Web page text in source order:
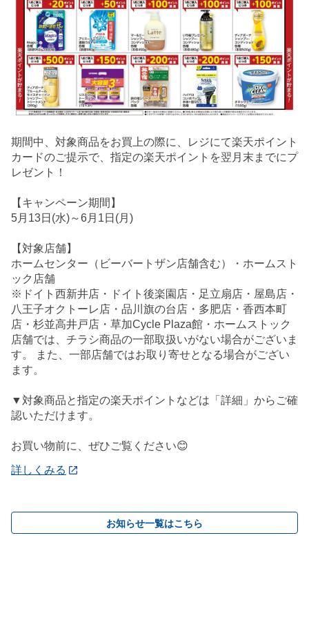
期間中、対象商品をお買上の際に、レジにて楽天ポイント
カードのご提示で、指定の楽天ポイントを翌月末までにプ
レゼント！
【キャンペーン期間】
5月13日(水)～6月1日(月)
【対象店舗】
ホームセンター（ビーバートザン店舗含む）・ホームスト
ック店舗
※ドイト西新井店・ドイト後楽園店・足立扇店・屋島店・
八王子オクトーレ店・品川旗の台店・多肥店・香西本町
店・杉並高井戸店・草加Cycle Plaza館・ホームストック
店舗では、チラシ商品の一部取扱いがない場合がございま
す。 また、一部店舗ではお取り寄せとなる場合がござい
ます。
▼対象商品と指定の楽天ポイントなどは「詳細」からご確
認いただけます。
お買い物前に、ぜひご覧ください😊
詳しくみる
お知らせ一覧はこちら